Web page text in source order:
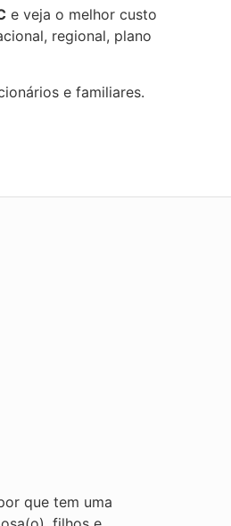
e veja o melhor custo
regional, plano
e familiares.
que tem uma